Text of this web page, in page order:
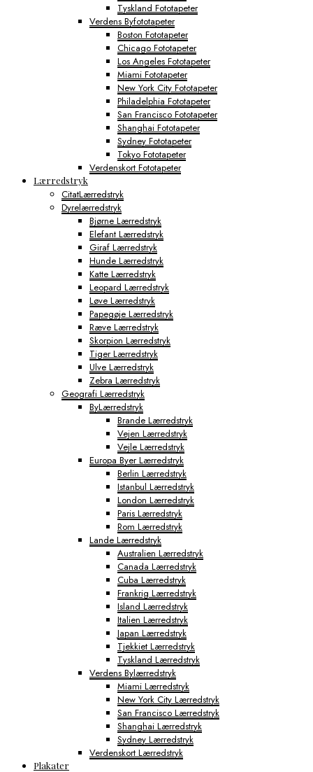
Tyskland Fototapeter
Verdens Byfototapeter
Boston Fototapeter
Chicago Fototapeter
Los Angeles Fototapeter
Miami Fototapeter
New York City Fototapeter
Philadelphia Fototapeter
San Francisco Fototapeter
Shanghai Fototapeter
Sydney Fototapeter
Tokyo Fototapeter
Verdenskort Fototapeter
Lærredstryk
CitatLærredstryk
Dyrelærredstryk
Bjørne Lærredstryk
Elefant Lærredstryk
Giraf Lærredstryk
Hunde Lærredstryk
Katte Lærredstryk
Leopard Lærredstryk
Løve Lærredstryk
Papegøje Lærredstryk
Ræve Lærredstryk
Skorpion Lærredstryk
Tiger Lærredstryk
Ulve Lærredstryk
Zebra Lærredstryk
Geografi Lærredstryk
ByLærredstryk
Brande Lærredstryk
Vejen Lærredstryk
Vejle Lærredstryk
Europa Byer Lærredstryk
Berlin Lærredstryk
Istanbul Lærredstryk
London Lærredstryk
Paris Lærredstryk
Rom Lærredstryk
Lande Lærredstryk
Australien Lærredstryk
Canada Lærredstryk
Cuba Lærredstryk
Frankrig Lærredstryk
Island Lærredstryk
Italien Lærredstryk
Japan Lærredstryk
Tjekkiet Lærredstryk
Tyskland Lærredstryk
Verdens Bylærredstryk
Miami Lærredstryk
New York City Lærredstryk
San Francisco Lærredstryk
Shanghai Lærredstryk
Sydney Lærredstryk
Verdenskort Lærredstryk
Plakater